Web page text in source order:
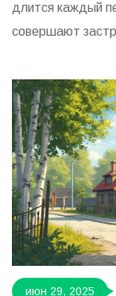
длится каждый
совершают
июн 29, 2025